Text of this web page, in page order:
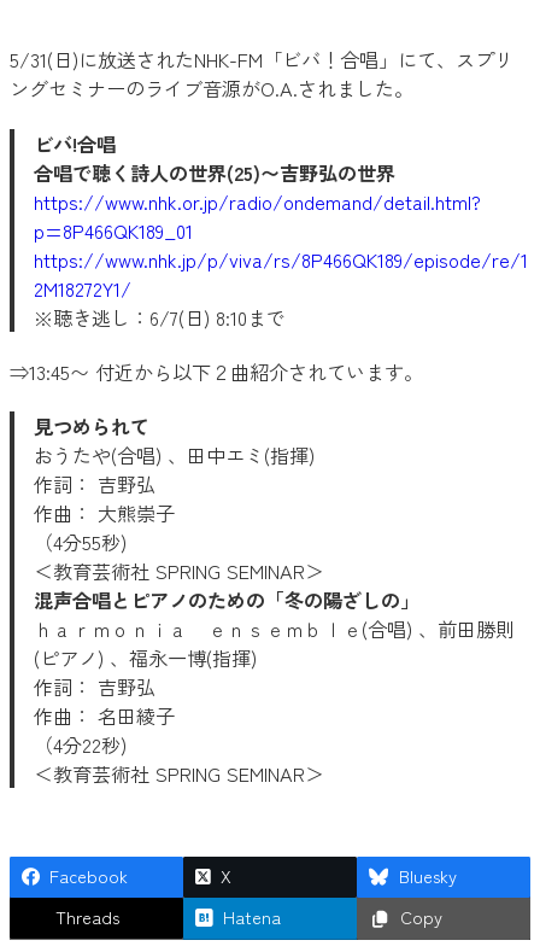
5/31(日)に放送されたNHK-FM「ビバ！合唱」にて、スプリ
ングセミナーのライブ音源がO.A.されました。
ビバ!合唱
合唱で聴く詩人の世界(25)〜吉野弘の世界
https://www.nhk.or.jp/radio/ondemand/detail.html?
p=8P466QK189_01
https://www.nhk.jp/p/viva/rs/8P466QK189/episode/re/1
2M18272Y1/
※聴き逃し：6/7(日) 8:10まで
⇒13:45〜 付近から以下２曲紹介されています。
見つめられて
おうたや(合唱) 、田中エミ(指揮)
作詞： 吉野弘
作曲： 大熊崇子
（4分55秒)
＜教育芸術社 SPRING SEMINAR＞
混声合唱とピアノのための「冬の陽ざしの」
ｈａｒｍｏｎｉａ ｅｎｓｅｍｂｌｅ(合唱) 、前田勝則
(ピアノ) 、福永一博(指揮)
作詞： 吉野弘
作曲： 名田綾子
（4分22秒)
＜教育芸術社 SPRING SEMINAR＞
Facebook X
Bluesky
Threads
Hatena Copy